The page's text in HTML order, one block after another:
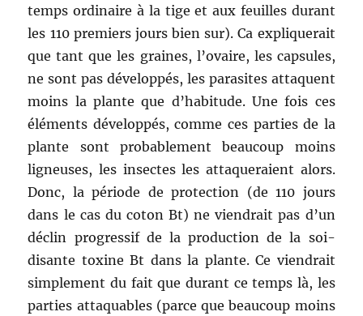
temps ordinaire à la tige et aux feuilles durant
les 110 premiers jours bien sur). Ca expliquerait
que tant que les graines, l’ovaire, les capsules,
ne sont pas développés, les parasites attaquent
moins la plante que d’habitude. Une fois ces
éléments développés, comme ces parties de la
plante sont probablement beaucoup moins
ligneuses, les insectes les attaqueraient alors.
Donc, la période de protection (de 110 jours
dans le cas du coton Bt) ne viendrait pas d’un
déclin progressif de la production de la soi-
disante toxine Bt dans la plante. Ce viendrait
simplement du fait que durant ce temps là, les
parties attaquables (parce que beaucoup moins